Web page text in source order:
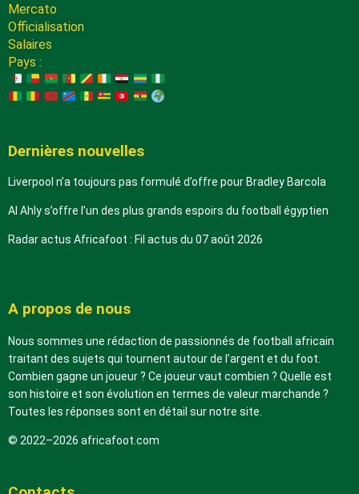
Mercato
Officialisation
Salaires
Pays :
Dernières nouvelles
Liverpool n’a toujours pas formulé d’offre pour Bradley Barcola
Al Ahly s’offre l’un des plus grands espoirs du football égyptien
Radar actus Africafoot : Fil actus du 07 août 2026
A propos de nous
Nous sommes une rédaction de passionnés de football africain
traitant des sujets qui tournent autour de l’argent et du foot.
Combien gagne un joueur ? Ce joueur vaut combien ? Quelle est
son histoire et son évolution en termes de valeur marchande ?
Toutes les réponses sont en détail sur notre site.
© 2022–2026 africafoot.com